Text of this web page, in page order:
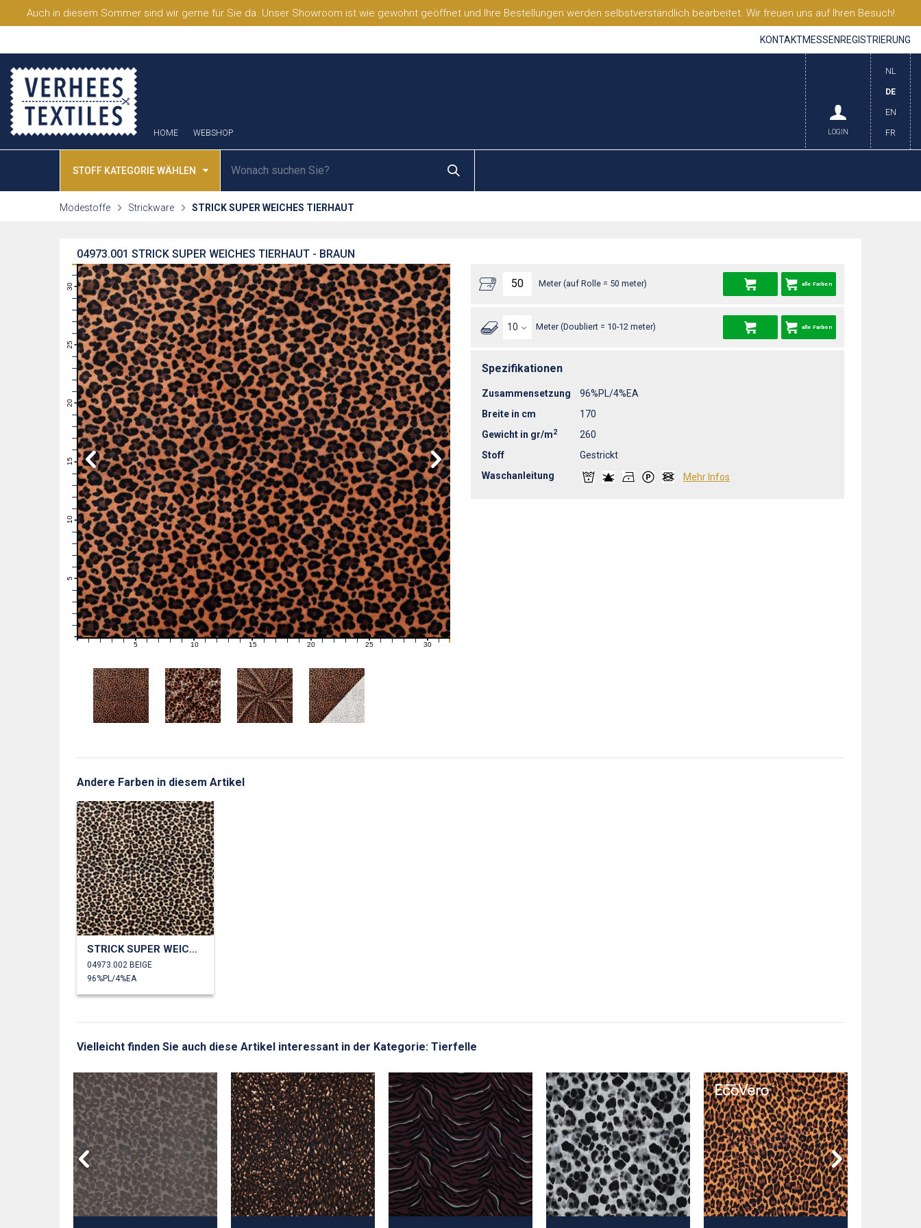
Auch in diesem Sommer sind wir gerne für Sie da. Unser Showroom ist wie gewohnt geöffnet und Ihre Bestellungen werden selbstverständlich bearbeitet. Wir freuen uns auf Ihren Besuch!
KONTAKTMESSEN REGISTRIERUNG
HOME WEBSHOP
NL
DE
EN
FR
LOGIN
STOFF KATEGORIE WÄHLEN
Modestoffe Strickware STRICK SUPER WEICHES TIERHAUT
STRICK SUPER WEICHES TIERHAUT - BRAUN
04973.001
0
1
2
3
4
5
6
7
8
9
10
11
12
13
14
15
16
17
18
19
20
21
22
23
24
25
26
27
28
29
30
31
0 1 2 3 4 5 6 7 8 9 10 11 12 13 14 15 16 17 18 19 20 21 22 23 24 25 26 27 28 29 30 31
Meter (auf Rolle = 50 meter) alle Farben
Meter (Doubliert = 10-12 meter) alle Farben
Spezifikationen
Zusammensetzung
96%PL/4%EA
Breite in cm
170
Gewicht in gr/m2
260
Stoff
Gestrickt
Waschanleitung
Mehr Infos
Andere Farben in diesem Artikel
STRICK SUPER WEICHES TIERHAUT
04973.002 BEIGE
96%PL/4%EA
Vielleicht finden Sie auch diese Artikel interessant in der Kategorie: Tierfelle